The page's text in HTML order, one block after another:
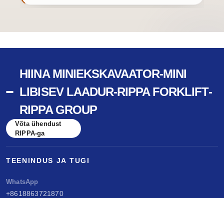
HIINA MINIEKSKAVAATOR-MINI
LIBISEV LAADUR-RIPPA FORKLIFT-
RIPPA GROUP
Võta ühendust
RIPPA-ga
TEENINDUS JA TUGI
WhatsApp
+8618863721870